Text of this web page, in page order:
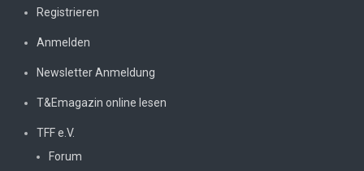
Registrieren
Anmelden
Newsletter Anmeldung
T&Emagazin online lesen
TFF e.V.
Forum